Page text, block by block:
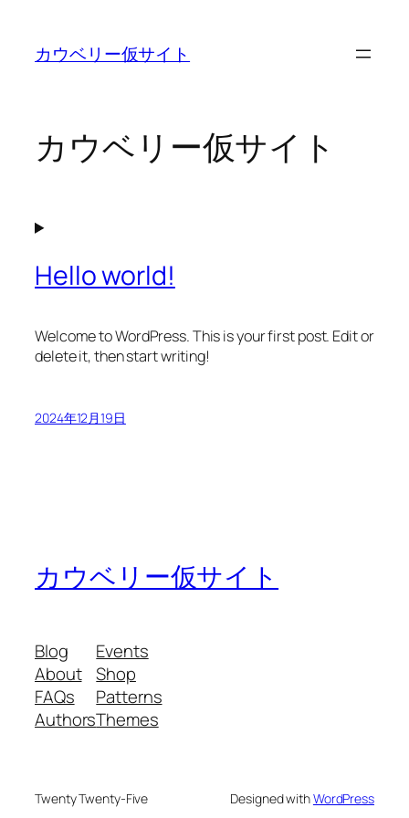
カウベリー仮サイト
カウベリー仮サイト
Hello world!
Welcome to WordPress. This is your first post. Edit or
delete it, then start writing!
2024年12月19日
カウベリー仮サイト
Blog
About
FAQs
Authors
Events
Shop
Patterns
Themes
Twenty Twenty-Five Designed withWordPress